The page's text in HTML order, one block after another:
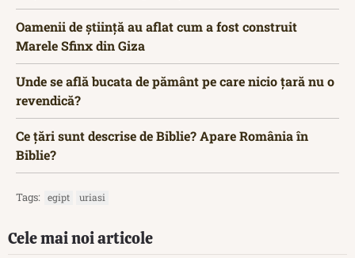
Oamenii de știință au aflat cum a fost construit
Marele Sfinx din Giza
Unde se află bucata de pământ pe care nicio țară nu o
revendică?
Ce țări sunt descrise de Biblie? Apare România în
Biblie?
Tags: egipt uriasi
Cele mai noi articole